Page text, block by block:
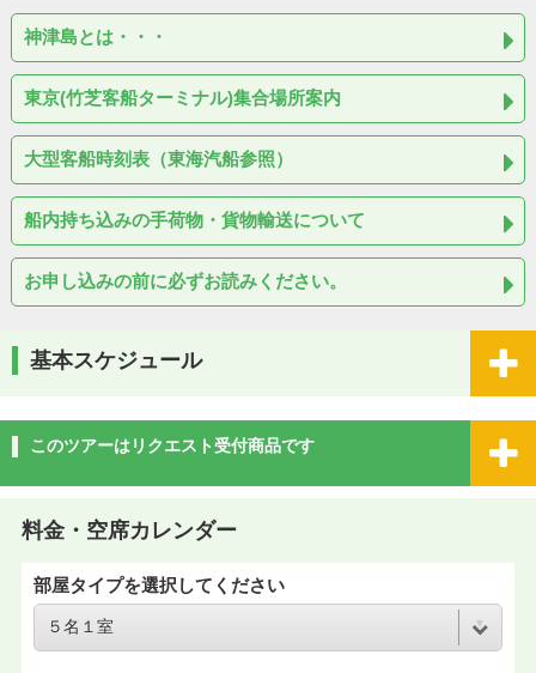
神津島とは・・・
東京(竹芝客船ターミナル)集合場所案内
大型客船時刻表（東海汽船参照）
船内持ち込みの手荷物・貨物輸送について
お申し込みの前に必ずお読みください。
基本スケジュール
このツアーはリクエスト受付商品です
料金・空席カレンダー
部屋タイプを選択してください